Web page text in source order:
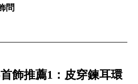
問
飾推薦1：皮穿鍊耳環